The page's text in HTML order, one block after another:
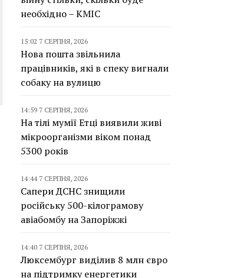
необхідно – КМІС
15:02 7 СЕРПНЯ, 2026
Нова пошта звільнила
працівників, які в спеку вигнали
собаку на вулицю
14:59 7 СЕРПНЯ, 2026
На тілі мумії Етці виявили живі
мікроорганізми віком понад
5300 років
14:44 7 СЕРПНЯ, 2026
Сапери ДСНС знищили
російську 500-кілограмову
авіабомбу на Запоріжжі
14:40 7 СЕРПНЯ, 2026
Люксембург виділив 8 млн євро
на підтримку енергетики